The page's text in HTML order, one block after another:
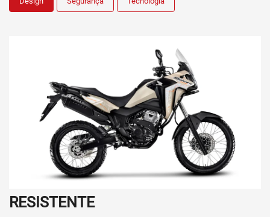
RESISTENTE